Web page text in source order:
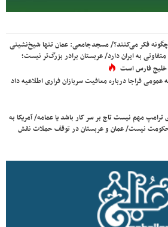
فکر می‌کنند؟/ مسجدجامعی: عمان تنها شیخ‌نشینی
به ایران دارد/ عربستان برادر بزرگ‌تر نیست؛
فارس است
عمومی فراجا درباره معافیت سربازان فراری اطلاعیه داد
ترامپ مهم نیست تاج بر سر کار باشد یا عمامه/ آمریکا به
حکومت نیست/ عمان و عربستان در توقف حملات نقش